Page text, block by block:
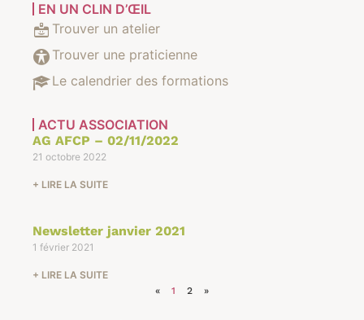
EN UN CLIN D’ŒIL
Trouver un atelier
Trouver une praticienne
Le calendrier des formations
ACTU ASSOCIATION
AG AFCP – 02/11/2022
21 octobre 2022
+ LIRE LA SUITE
Newsletter janvier 2021
1 février 2021
+ LIRE LA SUITE
« 1 2 »